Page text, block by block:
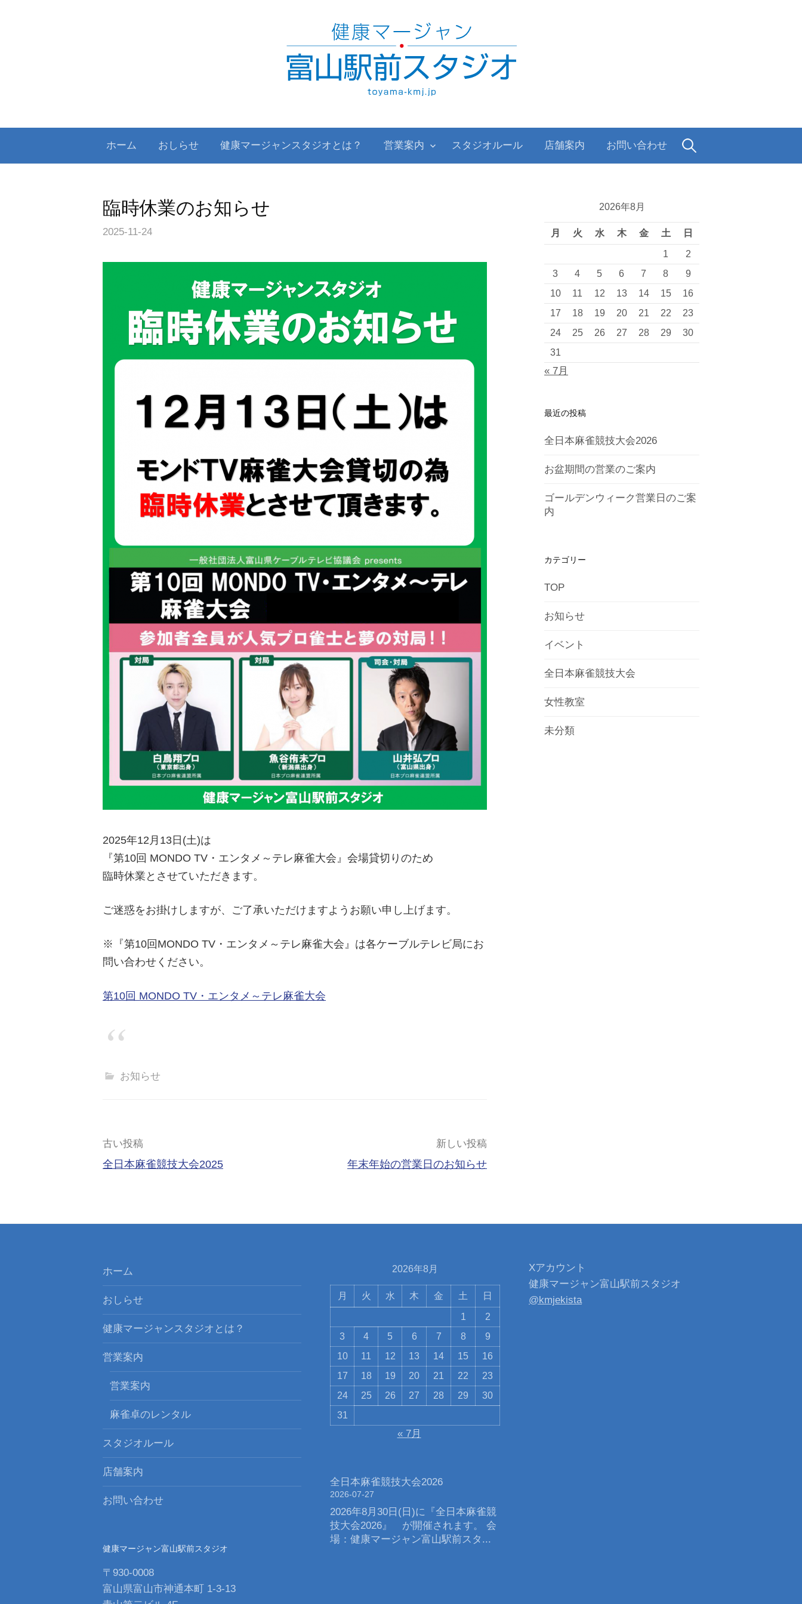
ホーム おしらせ 健康マージャンスタジオとは？ 営業案内 スタジオルール 店舗案内 お問い合わせ 検
臨時休業のお知らせ
2025-11-24
2025年12月13日(土)は
『第10回 MONDO TV・エンタメ～テレ麻雀大会』会場貸切りのため
臨時休業とさせていただきます。
ご迷惑をお掛けしますが、ご了承いただけますようお願い申し上げます。
※『第10回MONDO TV・エンタメ～テレ麻雀大会』は各ケーブルテレビ局にお
問い合わせください。
第10回 MONDO TV・エンタメ～テレ麻雀大会
お知らせ
投
稿
ビ
ー
シ
ョ
ン
古い投稿
全日本麻雀競技大会2025
新しい投稿
年末年始の営業日のお知らせ
2026年8月
月 火 水 木 金 土 日
1
2
3
4 5 6 7 8
9
10
11 12 13 14 15
16
17
18 19 20 21 22
23
24
25 26 27 28 29
30
31
« 7月
最近の投稿
全日本麻雀競技大会2026
お盆期間の営業のご案内
ゴールデンウィーク営業日のご案
内
カテゴリー
TOP
お知らせ
イベント
全日本麻雀競技大会
女性教室
未分類
ホーム
おしらせ
健康マージャンスタジオとは？
営業案内
営業案内
麻雀卓のレンタル
スタジオルール
店舗案内
お問い合わせ
健康マージャン富山駅前スタジオ
〒930-0008
富山県富山市神通本町 1-3-13
2026年8月
月 火 水 木 金 土 日
1
2
3
4 5 6 7 8
9
10
11 12 13 14 15
16
17
18 19 20 21 22
23
24
25 26 27 28 29
30
31
« 7月
全日本麻雀競技大会2026
2026-07-27
2026年8月30日(日)に『全日本麻雀競
技大会2026』 が開催されます。 会
場：健康マージャン富山駅前スタ...
Xアカウント
健康マージャン富山駅前スタジオ
@kmjekista